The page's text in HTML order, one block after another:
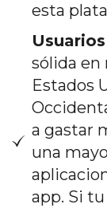
esta
sólida en
Estados
a gastar
una
app. Si